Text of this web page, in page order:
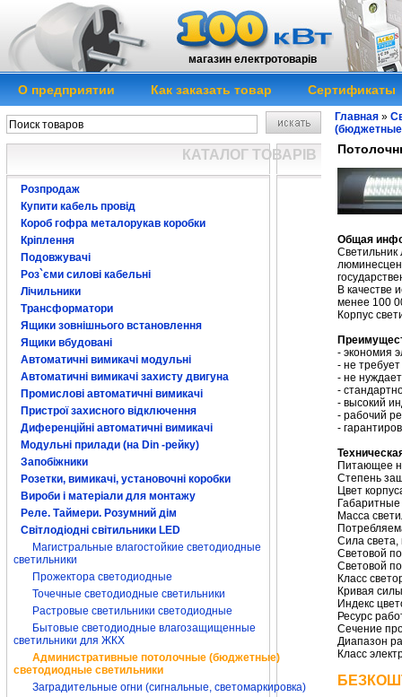
магазин електротоварів
О предприятии Как заказать товар Сертификаты
КАТАЛОГ ТОВАРІВ
Розпродаж
Купити кабель провід
Короб гофра металорукав коробки
Кріплення
Подовжувачі
Роз`єми силові кабельні
Лічильники
Трансформатори
Ящики зовнішнього встановлення
Ящики вбудовані
Автоматичні вимикачі модульні
Автоматичні вимикачі захисту двигуна
Промислові автоматичні вимикачі
Пристрої захисного відключення
Диференційні автоматичні вимикачі
Модульні прилади (на Din -рейку)
Запобіжники
Розетки, вимикачі, установочні коробки
Вироби і матеріали для монтажу
Реле. Таймери. Розумний дім
Світлодіодні світильники LED
Магистральные влагостойкие светодиодные
светильники
Прожектора светодиодные
Точечные светодиодные светильники
Растровые светильники светодиодные
Бытовые светодиодные влагозащищенные
светильники для ЖКХ
Административные потолочные (бюджетные)
светодиодные светильники
Заградительные огни (сигнальные, светомаркировка)
Главная »
Общая
Светильник
В качестве
менее 100
Корпус
- экономия
- не
- не
-
- высокий
- рабочий
-
Питающее
Степень
Цвет
Масса
Сила света,
Световой
Световой
Класс
Кривая
Индекс
Ресурс
Сечение
Диапазон
Класс